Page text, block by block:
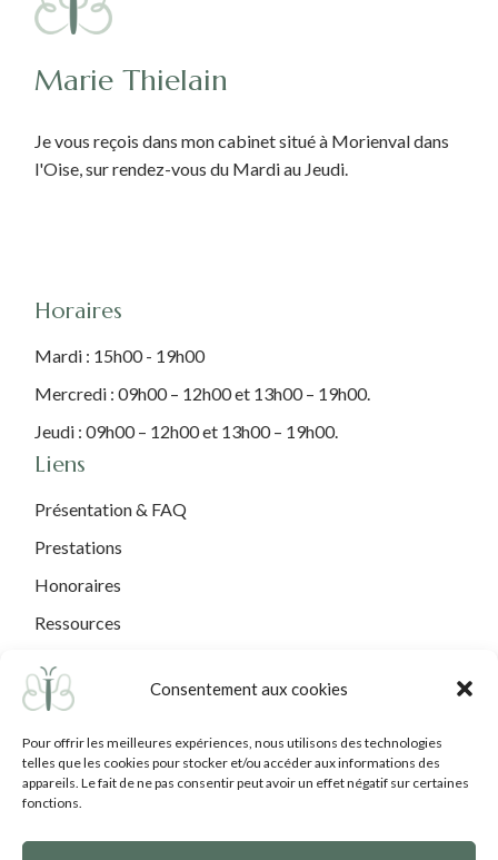
Consentement aux cookies
Pour offrir les meilleures expériences, nous utilisons des technologies
telles que les cookies pour stocker et/ou accéder aux informations des
appareils. Le fait de ne pas consentir peut avoir un effet négatif sur certaines
fonctions.
Marie Thielain
Je vous reçois dans mon cabinet situé à Morienval dans
l'Oise, sur rendez-vous du Mardi au Jeudi.
Horaires
Mardi : 15h00 - 19h00
Mercredi : 09h00 – 12h00 et 13h00 – 19h00.
Jeudi : 09h00 – 12h00 et 13h00 – 19h00.
Liens
Présentation & FAQ
Prestations
Honoraires
Ressources
Mentions légales
Mentions légales
Cookies & RGPD